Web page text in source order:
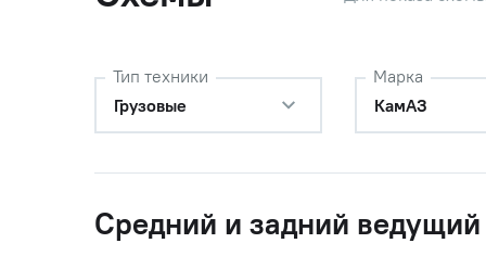
Тип техники
Грузовые
Марка
КамАЗ
Средний и задний
280 55102-2409026 Скоба